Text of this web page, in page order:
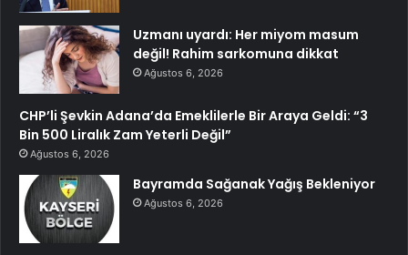
Uzmanı uyardı: Her miyom masum
değil! Rahim sarkomuna dikkat
Ağustos 6, 2026
CHP’li Şevkin Adana’da Emeklilerle Bir Araya Geldi: “3
Bin 500 Liralık Zam Yeterli Değil”
Ağustos 6, 2026
Bayramda Sağanak Yağış Bekleniyor
Ağustos 6, 2026